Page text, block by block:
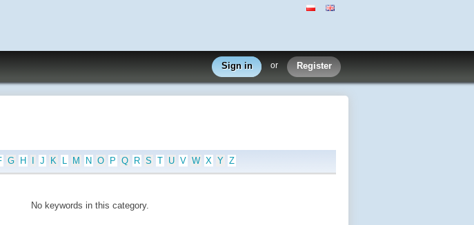
Sign in or Register
G H J K L M N O P Q R S T U V W X Y Z
No keywords in this category.